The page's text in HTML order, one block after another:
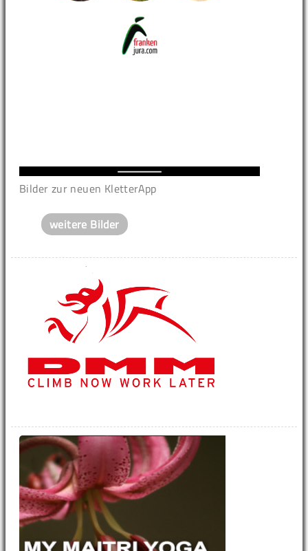
Bilder zur neuen KletterApp
weitere Bilder